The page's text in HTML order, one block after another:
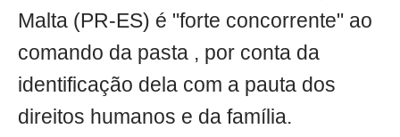
Malta (PR-ES) é "forte concorrente" ao
comando da pasta , por conta da
identificação dela com a pauta dos
direitos humanos e da família.